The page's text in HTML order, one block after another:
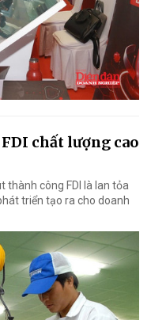
chất lượng cao
công FDI là lan tỏa
triển tạo ra cho doanh